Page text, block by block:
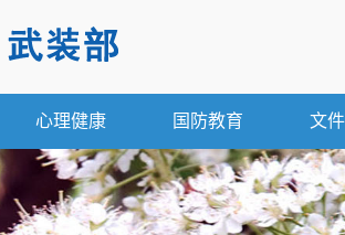
心理健康 国防教育 文